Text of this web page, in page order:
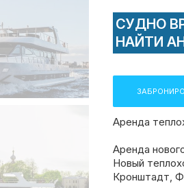
СУДНО
НАЙТИ
Аренда
Аренда
Новый
Кронштадт,